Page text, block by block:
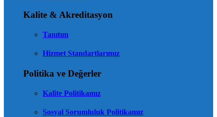
Kalite & Akreditasyon
Tanıtım
Hizmet Standartlarımız
Politika ve Değerler
Kalite Politikamız
Sosyal Sorumluluk Politikamız